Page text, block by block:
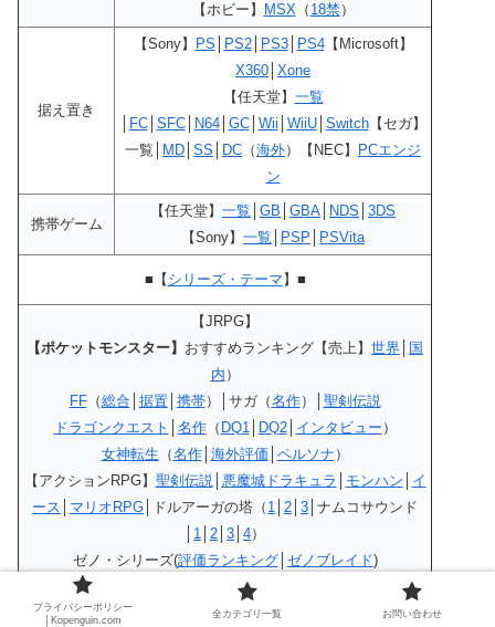
【ホビー】
MSX（ 18禁）
据え置き
【Sony】 PS PS2│ PS3│ PS4【Microsoft】
X360 Xone
【任天堂】 一覧
FC│ SFC│ N64│ GC│ Wii WiiU│ Switch【セガ】
一覧│
MD SS DC （海外）【NEC】
PCエンジ
ン
携帯ゲーム
【任天堂】 一覧 GB GBA NDS 3DS
【Sony】 一覧 PSP PSVita
■【 シリーズ・テーマ 】■
【JRPG】
【ポケットモンスター】 おすすめランキング【売上】 世界
国
内 ）
FF（総合│ 据置│ 携帯）│サガ（名作）│ 聖剣伝説
ドラゴンクエスト
名作（ DQ1│ DQ2│ インタビュー ）
女神転生 （名作│ 海外評価 ペルソナ ）
【アクションRPG】 聖剣伝説│ 悪魔城ドラキュラ モンハン
イ
ース
マリオRPG │ドルアーガの塔（ 1 2 3 │ナムコサウンド
1 2 3 4）
ゼノ・シリーズ(評価ランキング│ ゼノブレイド)
評価ランキング
【タイムマシン・パラレルワールド】
クロノ
プライバシーポリシー
│Kopenguin.com
全カテゴリ一覧 お問い合わせ